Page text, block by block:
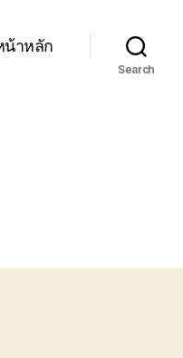
น้าหลัก
Search